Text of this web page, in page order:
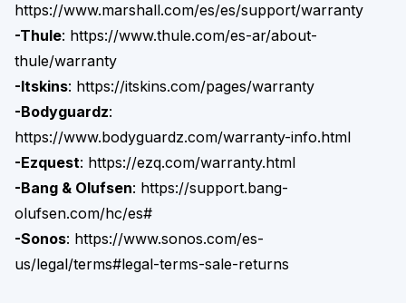
https://www.marshall.com/es/es/support/warranty
-Thule: https://www.thule.com/es-ar/about-
thule/warranty
-Itskins: https://itskins.com/pages/warranty
-Bodyguardz:
https://www.bodyguardz.com/warranty-info.html
-Ezquest: https://ezq.com/warranty.html
-Bang & Olufsen: https://support.bang-
olufsen.com/hc/es#
-Sonos: https://www.sonos.com/es-
us/legal/terms#legal-terms-sale-returns